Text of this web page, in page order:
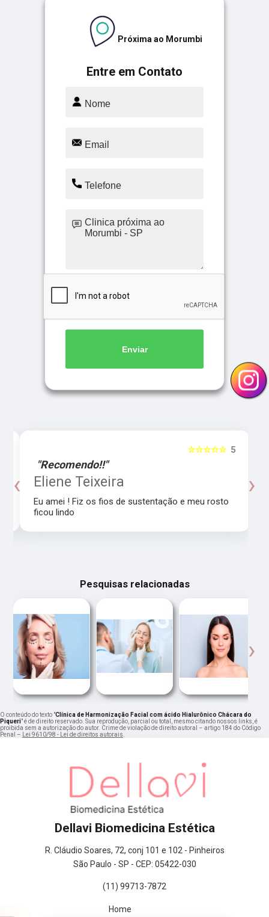
Entre em Contato
Próxima ao Morumbi
Enviar
5
☆☆☆☆☆
"Recomendo!!"
Eliene Teixeira
Eu amei ! Fiz os fios de sustentação e meu rosto
ficou lindo
‹ ›
Pesquisas relacionadas
‹ ›
O conteúdo do texto "Clínica de Harmonização Facial com ácido Hialurônico Chácara do
Piqueri" é de direito reservado. Sua reprodução, parcial ou total, mesmo citando nossos links, é
proibida sem a autorização do autor. Crime de violação de direito autoral – artigo 184 do Código
Penal – Lei 9610/98 - Lei de direitos autorais.
Dellavi Biomedicina Estética
R. Cláudio Soares, 72, conj 101 e 102 - Pinheiros
São Paulo - SP - CEP: 05422-030
(11) 99713-7872
Home